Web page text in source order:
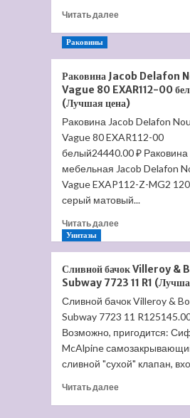
Читать далееПрочитать
Terminus
Марио
500*796
32/18
П17
7-
5
(Лучшая
цена)
Раковины
Раковина Jacob Delafon
Vague 80 EXAR112-00
(Лучшая цена)
Раковина Jacob Delafon
Vague 80 EXAR112-00
белый24440.00 ₽ Раковина
мебельная Jacob Delafon
Vague EXAP112-Z-MG2
серый матовый...
Читать далееПрочитать
Раковина
Jacob
Delafon
Nouvelle
Vague
80
белый
Унитазы
Сливной бачок Villeroy &
Subway 7723 11 R1
Сливной бачок Villeroy &
Subway 7723 11
Возможно, пригодится:
McAlpine
сливной "сухой" клапан,
Читать далееПрочитать